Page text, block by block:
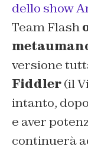
dello show
Team Flash
versione
Fiddler(il
intanto,
e aver
continuerà